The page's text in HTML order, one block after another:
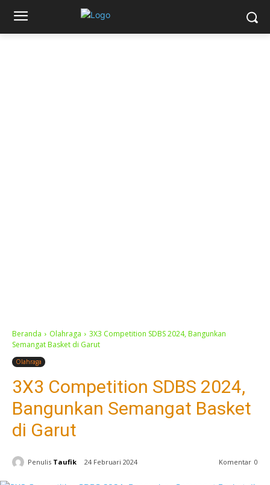
Beranda Olahraga
3X3 Competition SDBS 2024, Bangunkan
Semangat Basket di Garut
Olahraga
3X3 Competition SDBS 2024,
Bangunkan Semangat Basket
di Garut
Penulis Taufik 24 Februari 2024 Komentar 0